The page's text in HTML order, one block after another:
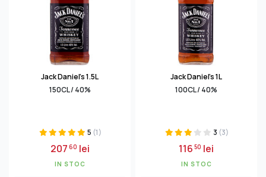
Jack Daniel's 1.5L
150CL / 40%
5 (1)
20760 lei
IN STOC
Jack Daniel's 1L
100CL / 40%
3 (3)
11650 lei
IN STOC